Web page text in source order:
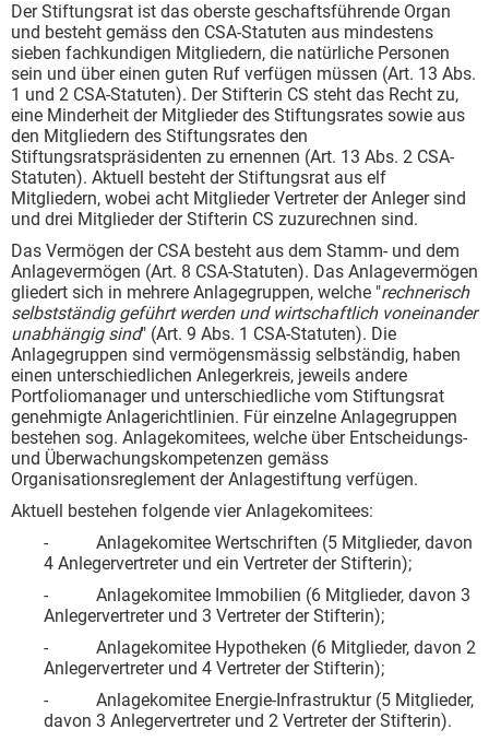
Der Stiftungsrat ist das oberste geschaftsführende Organ
und besteht gemäss den CSA-Statuten aus mindestens
sieben fachkundigen Mitgliedern, die natürliche Personen
sein und über einen guten Ruf verfügen müssen (Art. 13 Abs.
1 und 2 CSA-Statuten). Der Stifterin CS steht das Recht zu,
eine Minderheit der Mitglieder des Stiftungsrates sowie aus
den Mitgliedern des Stiftungsrates den
Stiftungsratspräsidenten zu ernennen (Art. 13 Abs. 2 CSA-
Statuten). Aktuell besteht der Stiftungsrat aus elf
Mitgliedern, wobei acht Mitglieder Vertreter der Anleger sind
und drei Mitglieder der Stifterin CS zuzurechnen sind.
Das Vermögen der CSA besteht aus dem Stamm- und dem
Anlagevermögen (Art. 8 CSA-Statuten). Das Anlagevermögen
gliedert sich in mehrere Anlagegruppen, welche "rechnerisch
selbstständig geführt werden und wirtschaftlich voneinander
unabhängig sind" (Art. 9 Abs. 1 CSA-Statuten). Die
Anlagegruppen sind vermögensmässig selbständig, haben
einen unterschiedlichen Anlegerkreis, jeweils andere
Portfoliomanager und unterschiedliche vom Stiftungsrat
genehmigte Anlagerichtlinien. Für einzelne Anlagegruppen
bestehen sog. Anlagekomitees, welche über Entscheidungs-
und Überwachungskompetenzen gemäss
Organisationsreglement der Anlagestiftung verfügen.
Aktuell bestehen folgende vier Anlagekomitees:
- Anlagekomitee Wertschriften (5 Mitglieder, davon
4 Anlegervertreter und ein Vertreter der Stifterin);
- Anlagekomitee Immobilien (6 Mitglieder, davon 3
Anlegervertreter und 3 Vertreter der Stifterin);
- Anlagekomitee Hypotheken (6 Mitglieder, davon 2
Anlegervertreter und 4 Vertreter der Stifterin);
- Anlagekomitee Energie-Infrastruktur (5 Mitglieder,
davon 3 Anlegervertreter und 2 Vertreter der Stifterin).